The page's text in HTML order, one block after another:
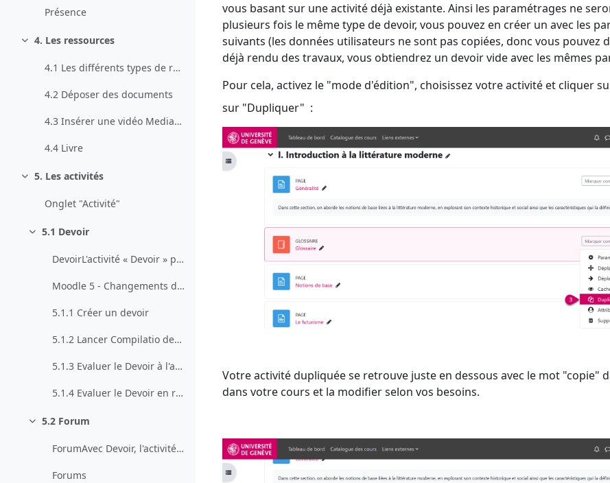
Présence
Collapse
4. Les ressources
4.1 Les différents types de ressources
4.2 Déposer des documents
4.3 Insérer une vidéo Mediaserver
4.4 Livre
Collapse
5. Les activités
Onglet "Activité"
Collapse
5.1 Devoir
DevoirL'activité « Devoir » permet de créer une zo...
Moodle 5 - Changements d'interface
5.1.1 Créer un devoir
5.1.2 Lancer Compilatio depuis Devoir (outil d'aide à la détection du plagiat)
5.1.3 Evaluer le Devoir à l'aide d'une grille d'évaluation
5.1.4 Evaluer le Devoir en remettant un fichier corrigé
Collapse
5.2 Forum
ForumAvec Devoir, l'activité Forum est un outil ph...
Forums
vous basant sur une activité déjà existante. Ainsi les paramétrages ne
plusieurs fois le même type de devoir, vous pouvez en créer un avec les
suivants (les données utilisateurs ne sont pas copiées, donc vous
déjà rendu des travaux, vous obtiendrez un devoir vide avec les mêmes
Pour cela, activez le "mode d'édition", choisissez votre activité et cliquer
sur "Dupliquer" :
Votre activité dupliquée se retrouve juste en dessous avec le mot "copie"
dans votre cours et la modifier selon vos besoins.